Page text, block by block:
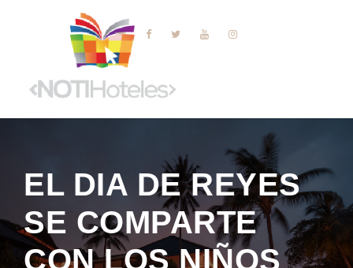
EL DIA DE REYES
SE COMPARTE
CON LOS NIÑOS